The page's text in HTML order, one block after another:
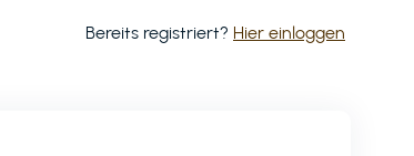
Bereits registriert? Hier einloggen